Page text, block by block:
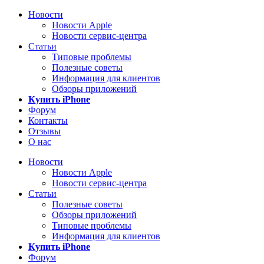
Новости
Новости Apple
Новости сервис-центра
Статьи
Типовые проблемы
Полезные советы
Информация для клиентов
Обзоры приложений
Купить iPhone
Форум
Контакты
Отзывы
О нас
Новости
Новости Apple
Новости сервис-центра
Статьи
Полезные советы
Обзоры приложений
Типовые проблемы
Информация для клиентов
Купить iPhone
Форум